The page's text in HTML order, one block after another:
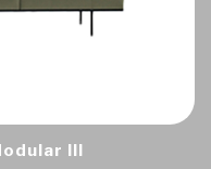
III